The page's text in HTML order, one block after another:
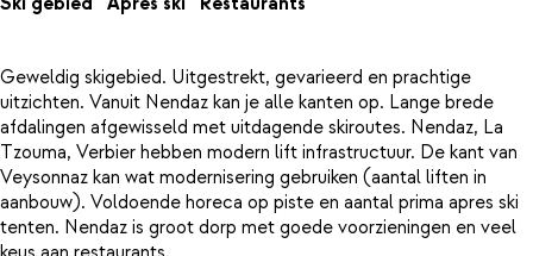
Geweldig skigebied. Uitgestrekt, gevarieerd en prachtige
uitzichten. Vanuit Nendaz kan je alle kanten op. Lange brede
afdalingen afgewisseld met uitdagende skiroutes. Nendaz, La
Tzouma, Verbier hebben modern lift infrastructuur. De kant van
Veysonnaz kan wat modernisering gebruiken (aantal liften in
aanbouw). Voldoende horeca op piste en aantal prima apres ski
tenten. Nendaz is groot dorp met goede voorzieningen en veel